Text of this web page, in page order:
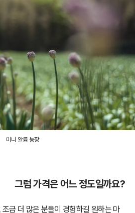
미니 알륨 농장
그럼 가격은 어느 정도일까요?
금 더 많은 분들이 경험하길 원하는 마